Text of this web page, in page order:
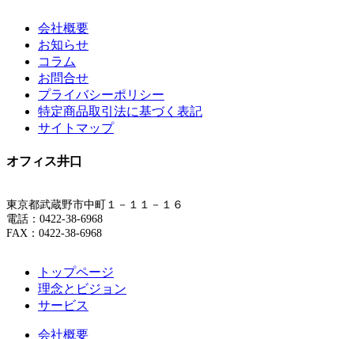
会社概要
お知らせ
コラム
お問合せ
プライバシーポリシー
特定商品取引法に基づく表記
サイトマップ
オフィス井口
東京都武蔵野市中町１－１１－１６
電話：0422-38-6968
FAX：0422-38-6968
トップページ
理念とビジョン
サービス
会社概要